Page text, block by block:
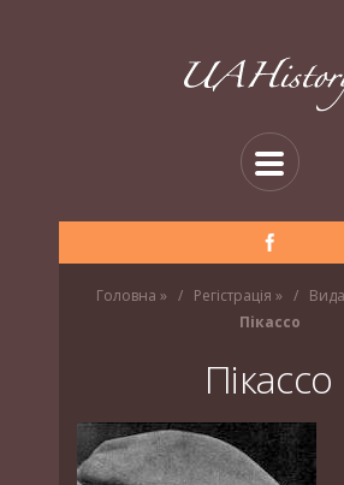
Головна » Регістрація »
Пікассо
Пікассо